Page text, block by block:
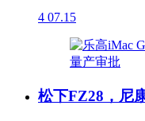
4 07.15
松下FZ28，尼